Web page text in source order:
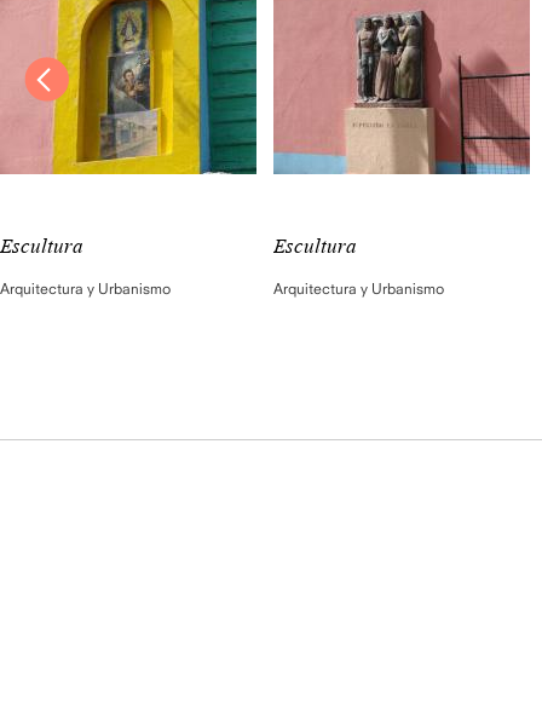
Escultura
Arquitectura y Urbanismo
Escultura
Arquitectura y Urbanismo